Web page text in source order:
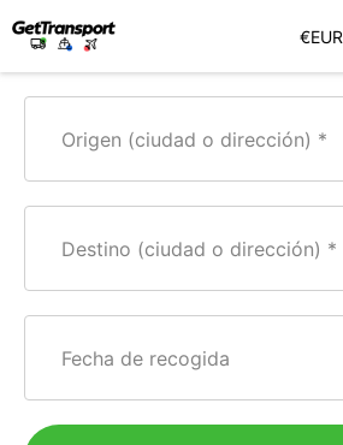
€EUR
Origen (ciudad o dirección)
Destino (ciudad o dirección)
Fecha de recogida